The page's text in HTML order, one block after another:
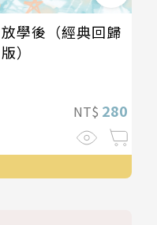
放學後（經典回歸
版）
NT$ 280